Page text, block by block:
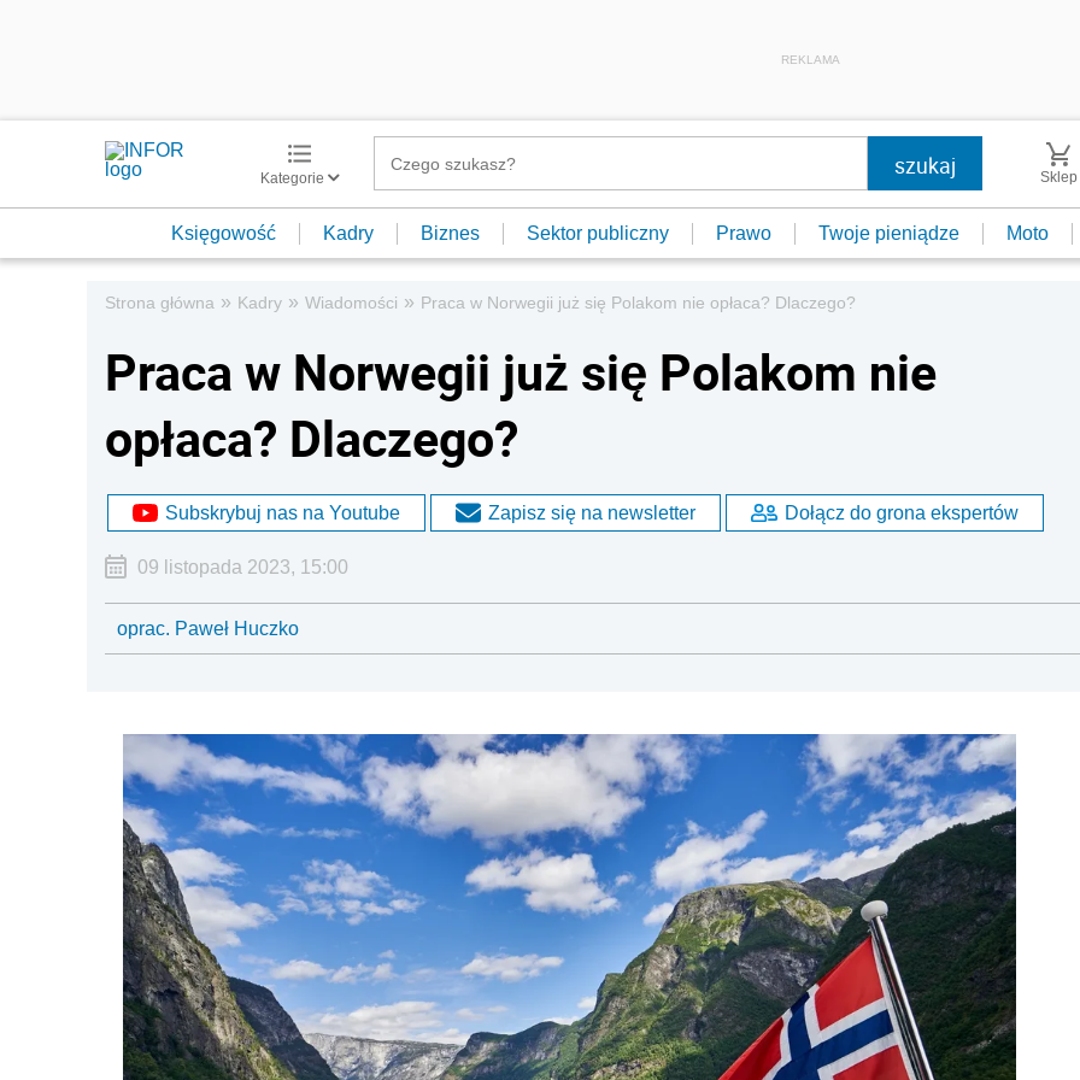
REKLAMA
Kategorie Sklep
Księgowość Kadry Biznes Sektor publiczny Prawo Twoje pieniądze Moto
Strona główna » Kadry » Wiadomości » Praca w Norwegii już się Polakom nie opłaca? Dlaczego?
Praca w Norwegii już się Polakom nie
opłaca? Dlaczego?
Subskrybuj nas na Youtube Zapisz się na newsletter Dołącz do grona ekspertów
09 listopada 2023, 15:00
oprac. Paweł Huczko